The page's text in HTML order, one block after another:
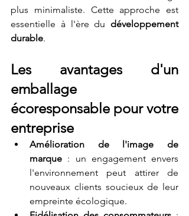
plus minimaliste. Cette approche est
essentielle à l'ère du développement
durable.
Les avantages d'un
emballage
écoresponsable pour votre
entreprise
Amélioration de l'image de
marque : un engagement envers
l'environnement peut attirer de
nouveaux clients soucieux de leur
empreinte écologique.